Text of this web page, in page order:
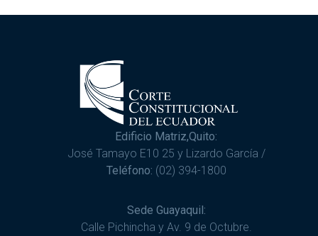
Edificio Matriz,Quito:
José Tamayo E10 25 y Lizardo García /
Teléfono: (02) 394-1800
Sede Guayaquil:
Calle Pichincha y Av. 9 de Octubre.